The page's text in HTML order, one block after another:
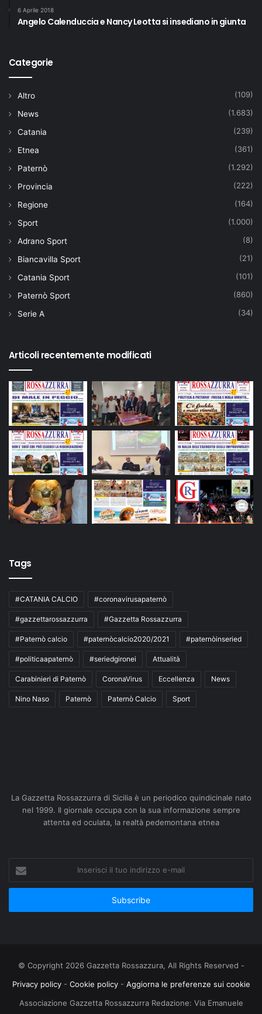
6 Aprile 2018
Angelo Calenduccia e Nancy Leotta si insediano in giunta
Categorie
Altro (109)
News (1.683)
Catania (239)
Etnea (361)
Paternò (1.292)
Provincia (222)
Regione (164)
Sport (1.000)
Adrano Sport (8)
Biancavilla Sport (21)
Catania Sport (101)
Paternò Sport (860)
Serie A (34)
Articoli recentemente modificati
Tags
#CATANIA CALCIO #coronavirusapaternò
#gazzettarossazzurra #Gazzetta Rossazzurra
#Paternò calcio #paternòcalcio2020/2021 #paternòinseried
#politicaapaternò #seriedgironei Attualità
Carabinieri di Paternò CoronaVirus Eccellenza News
Nino Naso Paternò Paternò Calcio Sport
La Gazzetta Rossazzurra di Sicilia è un periodico quindicinale nato
nel 1999. Il giornale occupa con la sua informazione sempre
attenta ed oculata, la realtà pedemontana etnea
tuo
e-
© Copyright 2026 Gazzetta Rossazzura, All Rights Reserved -
Privacy policy- Cookie policy- Aggiorna le preferenze sui cookie
Associazione Gazzetta Rossazzurra Redazione: Via Emanuele